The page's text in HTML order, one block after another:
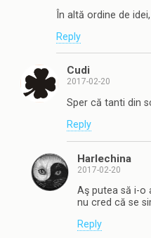
În altă ordine de
Reply
Cudi
2017-02-20
Sper că tanti din
Reply
Harlechina
2017-02-20
Aş putea să i-o
nu cred că se
Reply